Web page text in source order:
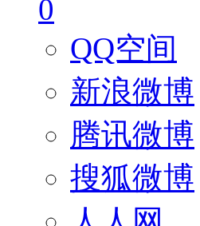
0
QQ空间
新浪微博
腾讯微博
搜狐微博